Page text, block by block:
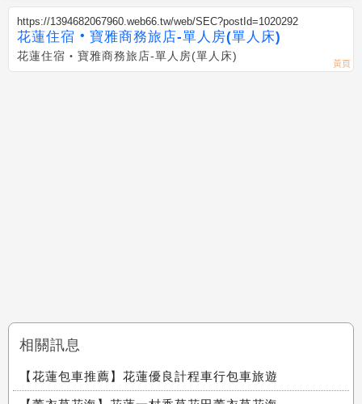
https://1394682067960.web66.tw/web/SEC?postId=1020292
花蓮住宿‧寶雅商務旅店-單人房(單人床)
花蓮住宿‧寶雅商務旅店-單人房(單人床)
相關訊息
【花蓮包車推薦】花蓮優良計程車行包車旅遊